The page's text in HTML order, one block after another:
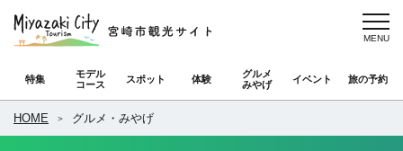
特集
モデル
コース
スポット 体験
グルメ
みやげ
イベント 旅の予約
HOME グルメ・みやげ